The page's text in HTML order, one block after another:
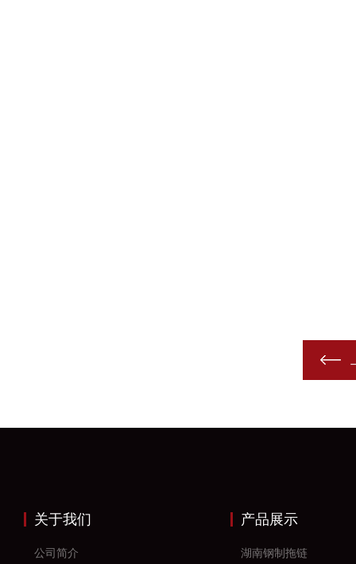
关于我们
公司简介
产品展示
湖南钢制拖链